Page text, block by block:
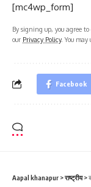
[mc4wp_form]
By signing up, you agree
our Privacy Policy. You may
Facebook
Aapal khanapur >राष्ट्रीय>